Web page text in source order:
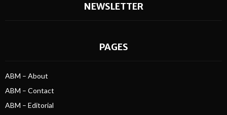
NEWSLETTER
PAGES
ABM – About
ABM – Contact
ABM – Editorial